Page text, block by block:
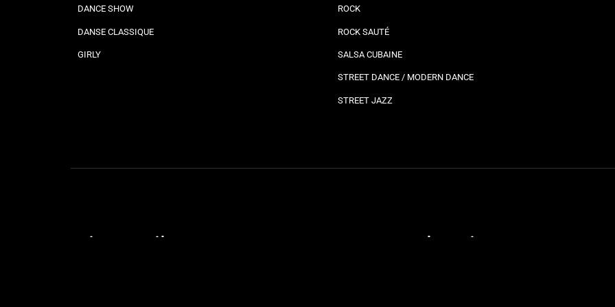
DANCE SHOW
DANSE CLASSIQUE
GIRLY
ROCK
ROCK SAUTÉ
SALSA CUBAINE
STREET DANCE / MODERN DANCE
STREET JAZZ
Liens utiles Plannings